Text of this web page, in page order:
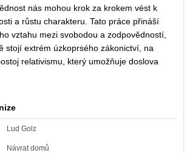
nás mohou krok za krokem vést k
a růstu charakteru. Tato práce přináší
vztahu mezi svobodou a zodpovědností,
stojí extrém úzkoprsého zákonictví, na
relativismu, který umožňuje doslova
Lud Golz
Návrat domů